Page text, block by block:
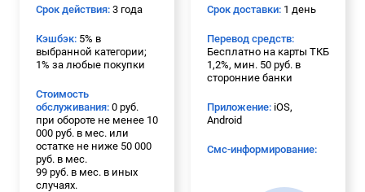
Срок действия: 3 года
Кэшбэк: 5% в
выбранной категории;
1% за любые покупки
Стоимость
обслуживания: 0 руб.
при обороте не менее 10
000 руб. в мес. или
остатке не ниже 50 000
руб. в мес.
99 руб. в мес. в иных
случаях.
Срок доставки: 1 день
Перевод средств:
Бесплатно на карты ТКБ
1,2%, мин. 50 руб. в
сторонние банки
Приложение: iOS,
Android
Смс-информирование: